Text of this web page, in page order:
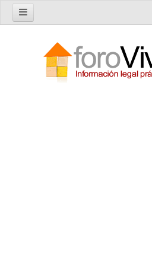
Nuevo tema